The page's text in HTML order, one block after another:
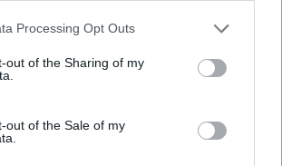
Processing Opt Outs
out of the Sharing of my
out of the Sale of my